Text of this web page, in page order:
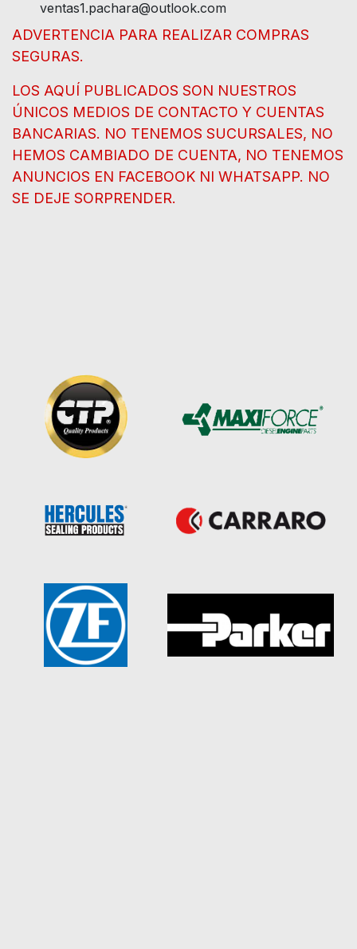
ventas1.pachara@outlook.com
ADVERTENCIA PARA REALIZAR COMPRAS
SEGURAS.
LOS AQUÍ PUBLICADOS SON NUESTROS
ÚNICOS MEDIOS DE CONTACTO Y CUENTAS
BANCARIAS. NO TENEMOS SUCURSALES, NO
HEMOS CAMBIADO DE CUENTA, NO TENEMOS
ANUNCIOS EN FACEBOOK NI WHATSAPP. NO
SE DEJE SORPRENDER.